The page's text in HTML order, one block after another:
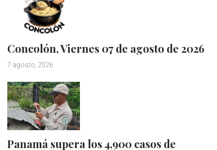
Concolón, Viernes 07 de agosto de 2026
7 agosto, 2026
Panamá supera los 4,900 casos de